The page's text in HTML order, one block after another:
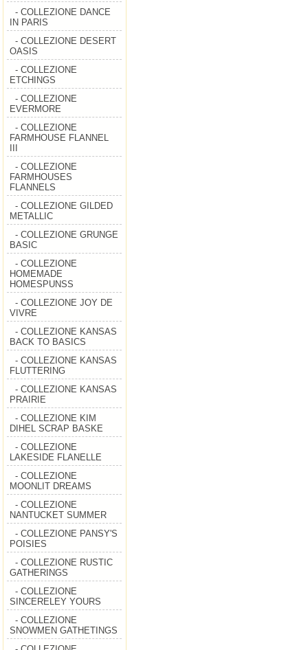
- COLLEZIONE DANCE
IN PARIS
- COLLEZIONE DESERT
OASIS
- COLLEZIONE
ETCHINGS
- COLLEZIONE
EVERMORE
- COLLEZIONE
FARMHOUSE FLANNEL
- COLLEZIONE
FARMHOUSES
FLANNELS
- COLLEZIONE GILDED
METALLIC
- COLLEZIONE GRUNGE
BASIC
- COLLEZIONE
HOMEMADE
HOMESPUNSS
- COLLEZIONE JOY DE
VIVRE
- COLLEZIONE KANSAS
BACK TO BASICS
- COLLEZIONE KANSAS
FLUTTERING
- COLLEZIONE KANSAS
PRAIRIE
- COLLEZIONE KIM
DIHEL SCRAP BASKE
- COLLEZIONE
LAKESIDE FLANELLE
- COLLEZIONE
MOONLIT DREAMS
- COLLEZIONE
NANTUCKET SUMMER
- COLLEZIONE PANSY'S
POISIES
- COLLEZIONE RUSTIC
GATHERINGS
- COLLEZIONE
SINCERELEY YOURS
- COLLEZIONE
SNOWMEN GATHETINGS